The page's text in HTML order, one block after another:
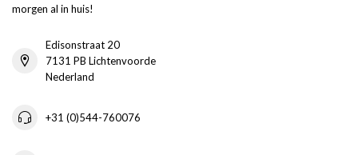
morgen al in huis!
Edisonstraat 20
7131 PB Lichtenvoorde
Nederland
+31 (0)544-760076